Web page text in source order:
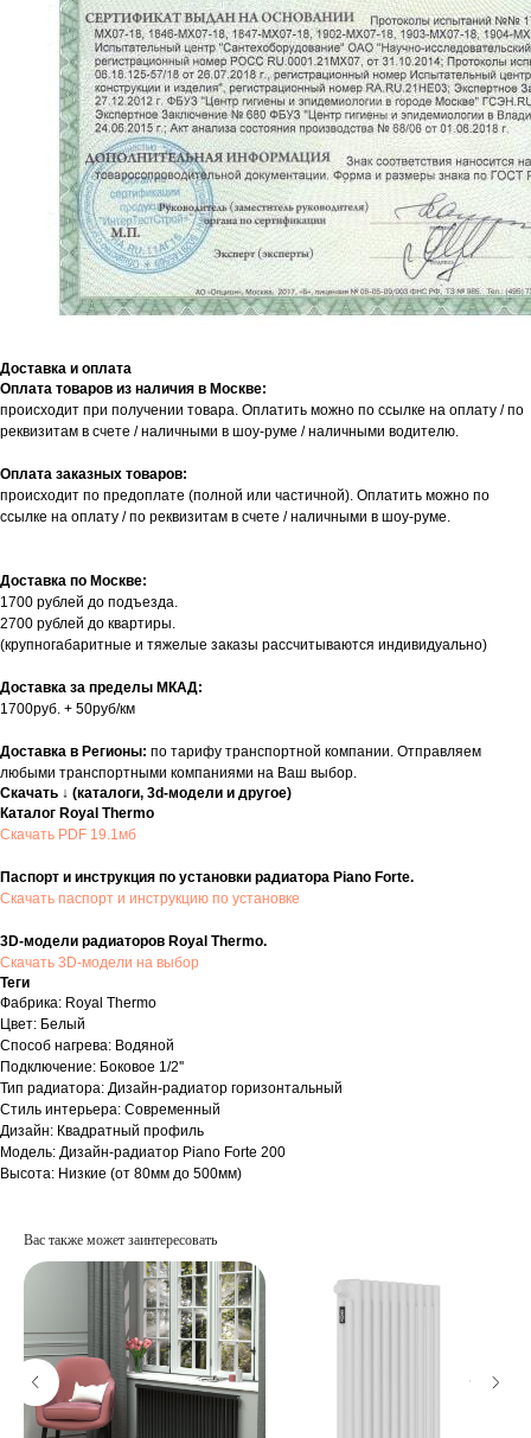
Доставка и оплата
Оплата товаров из наличия в Москве:
происходит при получении товара. Оплатить можно по ссылке на оплату / по
реквизитам в счете / наличными в шоу-руме / наличными водителю.
Оплата заказных товаров:
происходит по предоплате (полной или частичной). Оплатить можно по
ссылке на оплату / по реквизитам в счете / наличными в шоу-руме.
Доставка по Москве:
1700 рублей до подъезда.
2700 рублей до квартиры.
(крупногабаритные и тяжелые заказы рассчитываются индивидуально)
Доставка за пределы МКАД:
1700руб. + 50руб/км
Доставка в Регионы: по тарифу транспортной компании. Отправляем
любыми транспортными компаниями на Ваш выбор.
Скачать ↓ (каталоги, 3d-модели и другое)
Каталог Royal Thermo
Скачать PDF 19.1мб
Паспорт и инструкция по установки радиатора Piano Forte.
Скачать паспорт и инструкцию по установке
3D-модели радиаторов Royal Thermo.
Скачать 3D-модели на выбор
Теги
Фабрика: Royal Thermo
Цвет: Белый
Способ нагрева: Водяной
Подключение: Боковое 1/2''
Тип радиатора: Дизайн-радиатор горизонтальный
Стиль интерьера: Современный
Дизайн: Квадратный профиль
Модель: Дизайн-радиатор Piano Forte 200
Высота: Низкие (от 80мм до 500мм)
Вас также может заинтересовать